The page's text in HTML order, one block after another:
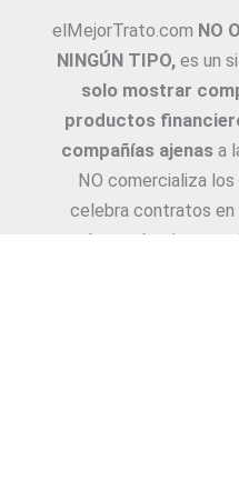
elMejorTrato.com NO
NINGÚN TIPO, es un
solo mostrar
productos
compañías ajenasa
NO comercializa los
celebra contratos en
Asesoría e